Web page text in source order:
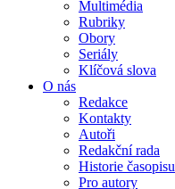
Multimédia
Rubriky
Obory
Seriály
Klíčová slova
O nás
Redakce
Kontakty
Autoři
Redakční rada
Historie časopisu
Pro autory